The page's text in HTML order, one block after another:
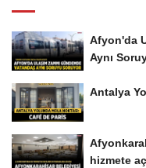
Afyon'da
Aynı
Antalya
hizmete